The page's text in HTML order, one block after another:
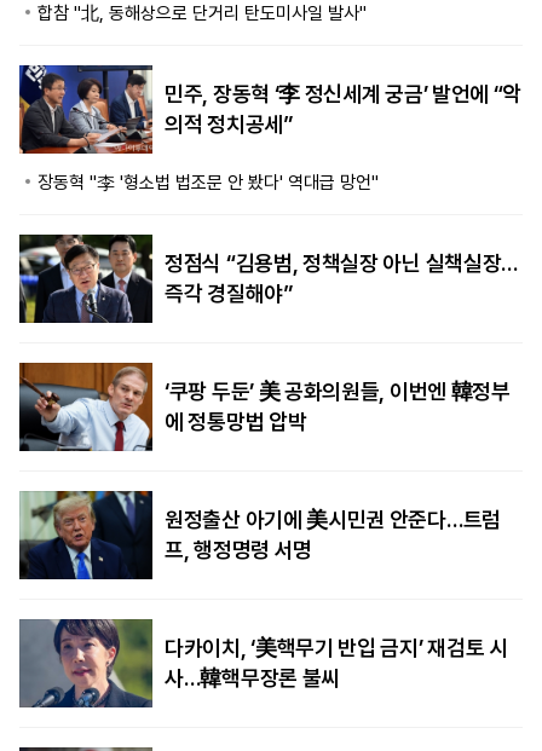
합참 "北, 동해상으로 단거리 탄도미사일 발사"
민주, 장동혁 ‘李 정신세계 궁금’ 발언에 “악
의적 정치공세”
장동혁 "李 '형소법 법조문 안 봤다' 역대급 망언"
정점식 “김용범, 정책실장 아닌 실책실장…
즉각 경질해야”
‘쿠팡 두둔’ 美 공화의원들, 이번엔 韓정부
에 정통망법 압박
원정출산 아기에 美시민권 안준다…트럼
프, 행정명령 서명
다카이치, ‘美핵무기 반입 금지’ 재검토 시
사…韓핵무장론 불씨